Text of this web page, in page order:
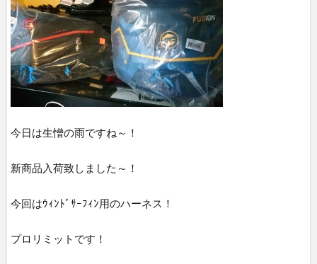
今日は生憎の雨ですね～！
新商品入荷致しました～！
今回はｳｨﾝﾄﾞｻｰﾌｨﾝ用のハーネス！
プロリミットです！